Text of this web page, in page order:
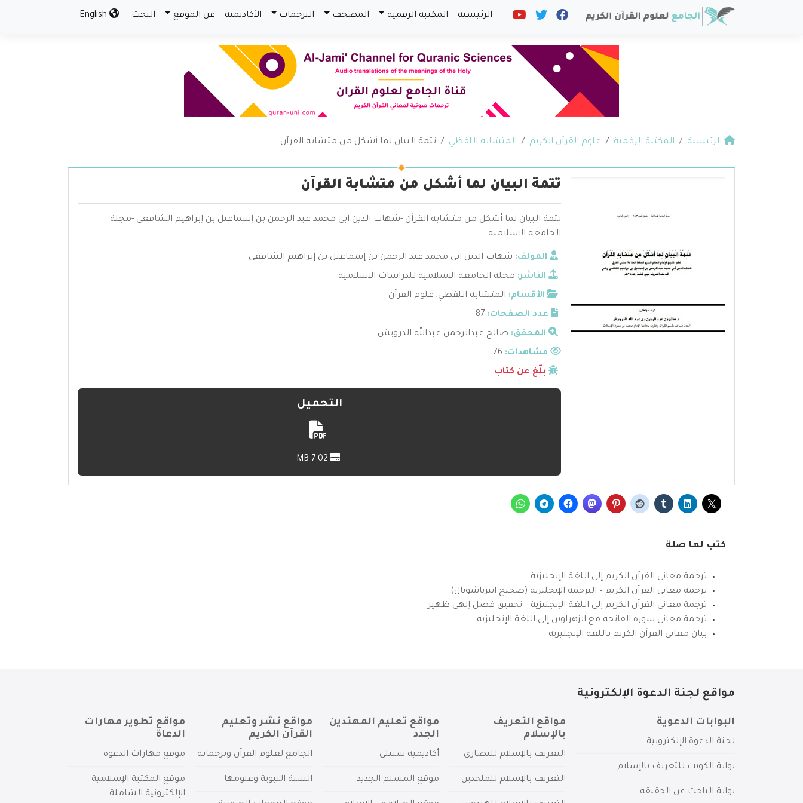
الرئيسية المكتبة الرقمية المصحف الترجمات الأكاديمية عن الموقع البحث
الرئيسية المكتبة الرقمية علوم القرآن الكريم المتشابه اللفظي تتمة البيان لما أشكل من متشابة القرآن
تتمة البيان لما أشكل من متشابة القرآن
تتمة البيان لما أشكل من متشابة القرآن -شهاب الدين ابي محمد عبد الرحمن بن إسماعيل بن إبراهيم الشافعي -مجلة
الجامعه الاسلاميه
المؤلف: شهاب الدين ابي محمد عبد الرحمن بن إسماعيل بن إبراهيم الشافعي
الناشر: مجلة الجامعة الاسلامية للدراسات الاسلامية
الأقسام: المتشابه اللفظي, علوم القرآن
عدد الصفحات: 87
المحقق: صالح عبدالرحمن عبدالله الدرويش
مشاهدات:
بلّغ عن كتاب
التحميل
كتب لها صلة
ترجمة معاني القرآن الكريم إلى اللغة الإنجليزية
ترجمة معاني القرآن الكريم – الترجمة الإنجليزية (صحيح انترناشونال)
ترجمة معاني القرآن الكريم إلى اللغة الإنجليزية – تحقيق فضل إلهي ظهير
ترجمة معاني سورة الفاتحة مع الزهراوين إلى اللغة الإنجليزية
بيان معاني القرآن الكريم باللغة الإنجليزية
مواقع لجنة الدعوة الإلكترونية
البوابات الدعوية
لجنة الدعوة الإلكترونية
بوابة الكويت للتعريف بالإسلام
بوابة الباحث عن الحقيقة
مواقع التعريف
بالإسلام
التعريف بالإسلام للنصارى
التعريف بالإسلام للملحدين
مواقع تعليم المهتدين
الجدد
أكاديمية سبيلي
موقع المسلم الجديد
مواقع نشر وتعليم
القرآن الكريم
الجامع لعلوم القرآن وترجماته
السنة النبوية وعلومها
مواقع تطوير مهارات
الدعاة
موقع مهارات الدعوة
موقع المكتبة الإسلامية
الإلكترونية الشاملة